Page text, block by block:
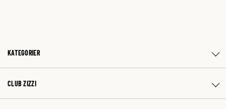
KATEGORIER
CLUB ZIZZI